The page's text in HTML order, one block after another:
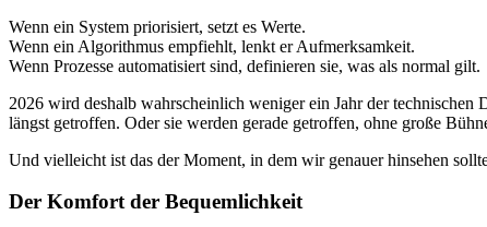
Wenn ein System priorisiert, setzt es Werte.
Wenn ein Algorithmus empfiehlt, lenkt er Aufmerksamkeit.
Wenn Prozesse automatisiert sind, definieren sie, was als normal gilt.
2026 wird deshalb wahrscheinlich weniger ein Jahr der technischen
längst getroffen. Oder sie werden gerade getroffen, ohne große
Und vielleicht ist das der Moment, in dem wir genauer hinsehen
Der Komfort der Bequemlichkeit